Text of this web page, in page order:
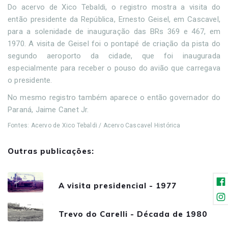
Do acervo de Xico Tebaldi, o registro mostra a visita do
então presidente da República, Ernesto Geisel, em Cascavel,
para a solenidade de inauguração das BRs 369 e 467, em
1970. A visita de Geisel foi o pontapé de criação da pista do
segundo aeroporto da cidade, que foi inaugurada
especialmente para receber o pouso do avião que carregava
o presidente.
No mesmo registro também aparece o então governador do
Paraná, Jaime Canet Jr.
Fontes: Acervo de Xico Tebaldi / Acervo Cascavel Histórica
Outras publicações:
A visita presidencial - 1977
Trevo do Carelli - Década de 1980